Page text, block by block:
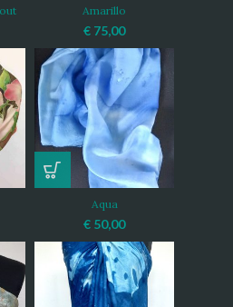
Amarillo
€ 75,00
Aqua
€ 50,00